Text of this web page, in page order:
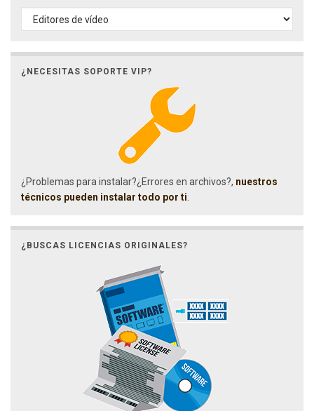
CATEGORÍAS
¿NECESITAS SOPORTE VIP?
¿Problemas para instalar?¿Errores en archivos?, nuestros
técnicos pueden instalar todo por ti
¿BUSCAS LICENCIAS ORIGINALES?